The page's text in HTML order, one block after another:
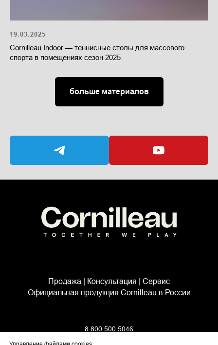
19.03.2025
Cornilleau Indoor — теннисные столы для массового
спорта в помещениях сезон 2025
больше материалов
Продажа | Консультация | Сервис
Официальная продукция Cornilleau в России
8 800 500 5046